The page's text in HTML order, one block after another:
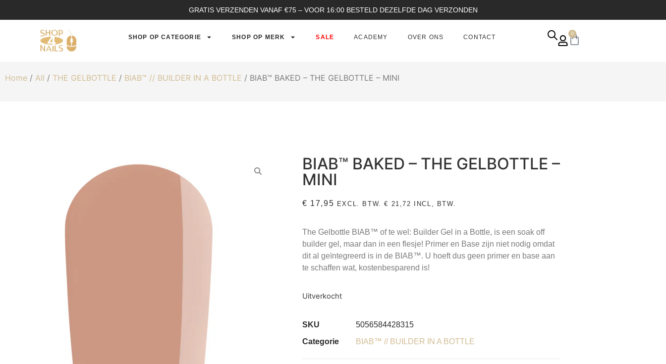
GRATIS VERZENDEN VANAF €75 – VOOR 16:00 BESTELD DEZELFDE DAG VERZONDEN
SHOP OP CATEGORIE SHOP OP MERK SALE ACADEMY OVER ONS CONTACT
0
Home / All / THE GELBOTTLE / BIAB™ // BUILDER IN A BOTTLE / BIAB™ BAKED – THE GELBOTTLE – MINI
BIAB™ BAKED – THE GELBOTTLE –
MINI
€ 17,95 EXCL. BTW.€ 21,72 INCL, BTW.
The Gelbottle BIAB™ of te wel: Builder Gel in a Bottle, is een soak off
builder gel, maar dan in een flesje! Primer en Base zijn niet nodig omdat
dit al geïntegreerd is in de BIAB™. U hoeft dus geen primer en base aan
te schaffen wat, kostenbesparend is!
Uitverkocht
SKU
5056584428315
Categorie
BIAB™ // BUILDER IN A BOTTLE